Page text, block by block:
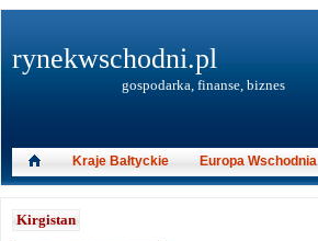
Kirgistan
rynekwschodni.pl
gospodarka, finanse, biznes
Kraje Bałtyckie Europa Wschodnia